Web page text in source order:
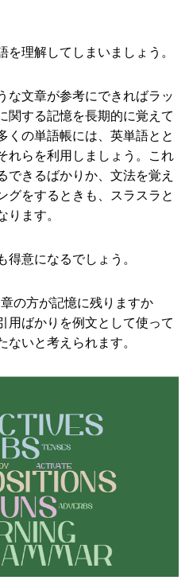
を理解してしまいましょう。
な文章が参考にできればラッ
関する記憶を長期的に覚えて
くの単語帳には、英単語とと
れらを利用しましょう。これ
できるばかりか、文法を覚え
グをするときも、スラスラと
ります。
意になるでしょう。
の方が記憶に残りますか
用ばかりを例文として使って
ないと考えられます。